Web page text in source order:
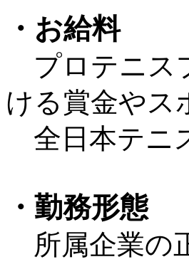
・お給料
プロテニス
ける賞金やス
全日本テニ
・勤務形態
所属企業の